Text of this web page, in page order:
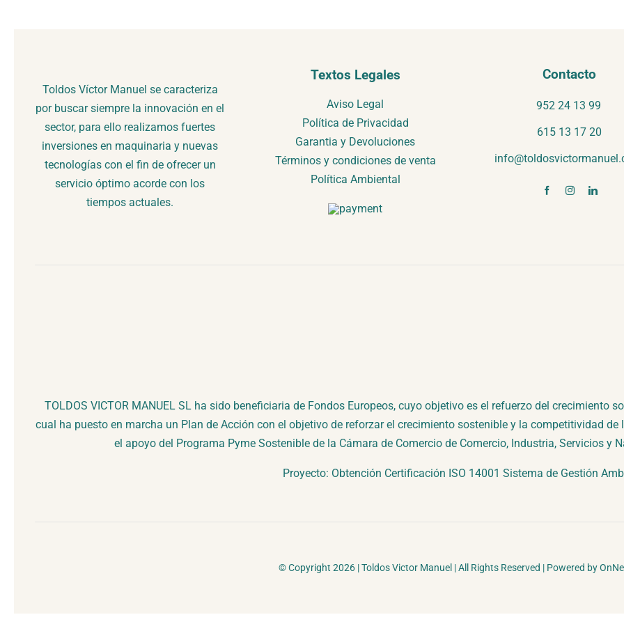
Toldos Víctor Manuel se caracteriza
por buscar siempre la innovación en el
sector, para ello realizamos fuertes
inversiones en maquinaria y nuevas
tecnologías con el fin de ofrecer un
servicio óptimo acorde con los
tiempos actuales.
Textos Legales
Aviso Legal
Política de Privacidad
Garantia y Devoluciones
Términos y condiciones de venta
Política Ambiental
Contacto
952 24 13 99
615 13 17 20
TOLDOS VICTOR MANUEL SL ha sido beneficiaria de Fondos Europeos, cuyo objetivo es el refuerzo del crecimiento
cual ha puesto en marcha un Plan de Acción con el objetivo de reforzar el crecimiento sostenible y la competitividad
el apoyo del Programa Pyme Sostenible de la Cámara de Comercio de Comercio, Industria, Servicios y
Proyecto: Obtención Certificación ISO 14001 Sistema de Gestión
© Copyright 2026 | Toldos Victor Manuel | All Rights Reserved | Powered by